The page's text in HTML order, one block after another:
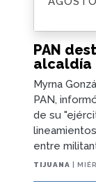
PAN
alcaldía
Myrna
PAN,
de su
entre
TIJUANA |